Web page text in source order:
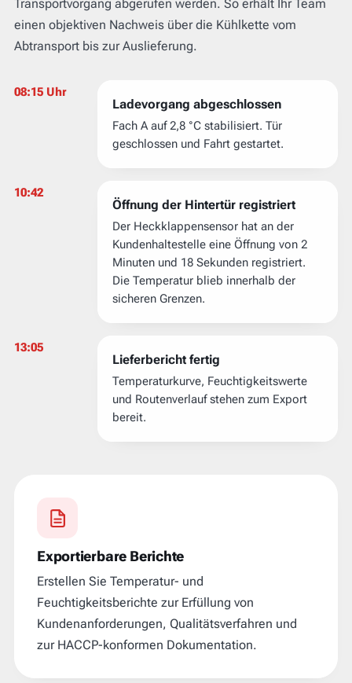
Transportvorgang abgerufen werden. So erhält Ihr Team
einen objektiven Nachweis über die Kühlkette vom
Abtransport bis zur Auslieferung.
08:15 Uhr
Ladevorgang abgeschlossen
Fach A auf 2,8 °C stabilisiert. Tür
geschlossen und Fahrt gestartet.
10:42
Öffnung der Hintertür registriert
Der Heckklappensensor hat an der
Kundenhaltestelle eine Öffnung von 2
Minuten und 18 Sekunden registriert.
Die Temperatur blieb innerhalb der
sicheren Grenzen.
13:05
Lieferbericht fertig
Temperaturkurve, Feuchtigkeitswerte
und Routenverlauf stehen zum Export
bereit.
Exportierbare Berichte
Erstellen Sie Temperatur- und
Feuchtigkeitsberichte zur Erfüllung von
Kundenanforderungen, Qualitätsverfahren und
zur HACCP-konformen Dokumentation.